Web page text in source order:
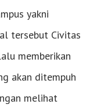
yakni
tersebut Civitas
memberikan
akan ditempuh
melihat